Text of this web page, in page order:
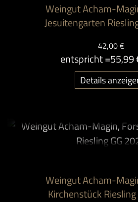
Weingut Acham-
Jesuitengarten
42,00 €
entspricht =55,99
Details
Weingut Acham-
Kirchenstück